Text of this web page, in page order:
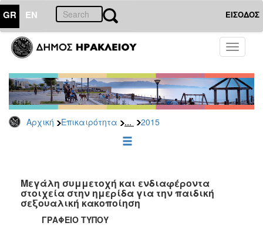
GR EN ΕΙΣΟΔΟΣ
Toggle
Αρχική Επικαιρότητα ... 2015
ΕΠΙΚΑΙΡΟΤΗΤΑ
Τύπου
Αρχείο
2026
2025
2022
2021
2020
Μεγάλη συμμετοχή και ενδιαφέροντα
στοιχεία στην ημερίδα για την παιδική
σεξουαλική κακοποίηση
ΓΡΑΦΕΙΟ ΤΥΠΟΥ